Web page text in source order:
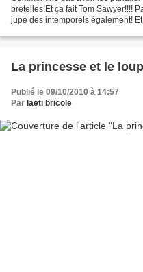
bretelles!Et ça fait Tom Sawyer!!!!
jupe des intemporels également!
La princesse et le
Publié le 09/10/2010 à 14:57
Par laeti bricole